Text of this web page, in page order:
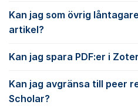
Kan jag som övrig
artikel?
Kan jag spara PDF:er i
Kan jag avgränsa till peer
Scholar?